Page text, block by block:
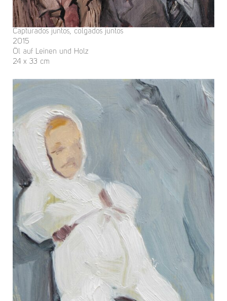
Capturados juntos, colgados juntos
2015
Öl auf Leinen und Holz
24 x 33 cm